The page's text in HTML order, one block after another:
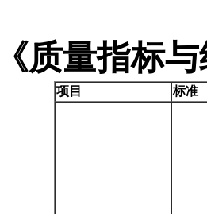
质量指标
项目 标准